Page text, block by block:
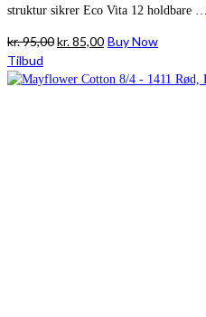
struktur sikrer Eco Vita 12 holdbare …
kr.95,00Den
pris
kr.85,00Den
pris
Buy Now
Tilbud